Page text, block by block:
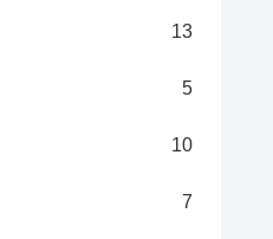
13
5
10
7